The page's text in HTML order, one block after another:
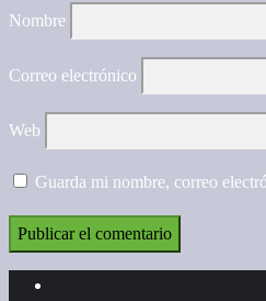
Nombre
Correo electrónico
Web
Guarda mi nombre, correo